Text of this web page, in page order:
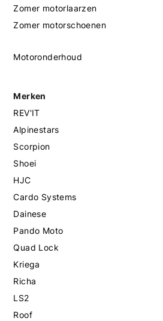
Zomer motorlaarzen
Zomer motorschoenen
Motoronderhoud
Merken
REV'IT
Alpinestars
Scorpion
Shoei
HJC
Cardo Systems
Dainese
Pando Moto
Quad Lock
Kriega
Richa
LS2
Roof